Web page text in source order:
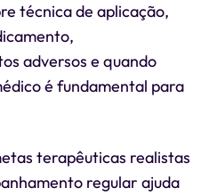
técnica de aplicação,
adversos e quando
é fundamental para
terapêuticas realistas
regular ajuda